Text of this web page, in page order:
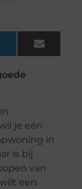
Email
je een
in
is bij
van
een